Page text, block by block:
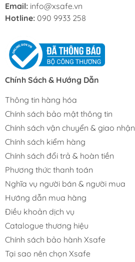
Email: info@xsafe.vn
Hotline: 090 9933 258
Chính Sách & Hướng Dẫn
Thông tin hàng hóa
Chính sách bảo mật thông tin
Chính sách vận chuyển & giao nhận
Chính sách kiểm hàng
Chính sách đổi trả & hoàn tiền
Phương thức thanh toán
Nghĩa vụ người bán & người mua
Hướng dẫn mua hàng
Điều khoản dịch vụ
Catalogue thương hiệu
Chính sách bảo hành Xsafe
Tại sao nên chọn Xsafe